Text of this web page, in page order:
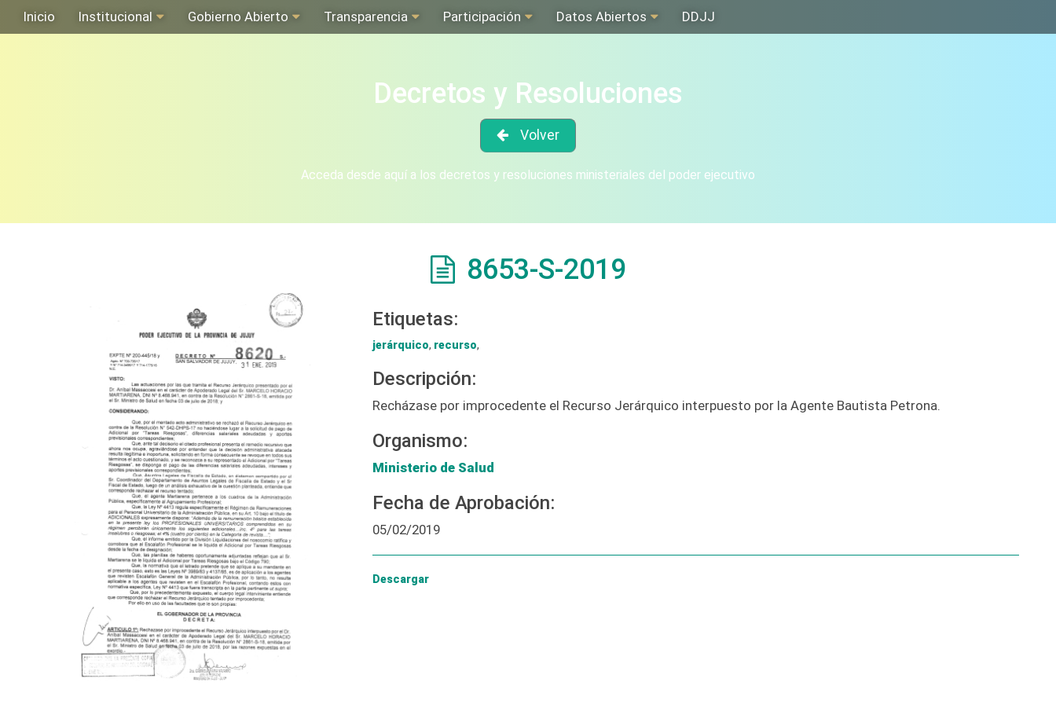
Inicio Institucional Gobierno Abierto Transparencia Participación Datos Abiertos DDJJ
Decretos y Resoluciones
Volver
Acceda desde aquí a los decretos y resoluciones ministeriales del poder ejecutivo
8653-S-2019
Etiquetas:
jerárquico, recurso,
Descripción:
Recházase por improcedente el Recurso Jerárquico interpuesto por la Agente Bautista Petrona.
Organismo:
Ministerio de Salud
Fecha de Aprobación:
05/02/2019
Descargar